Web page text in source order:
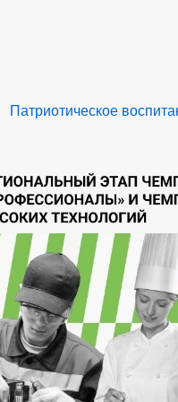
Патриотическое